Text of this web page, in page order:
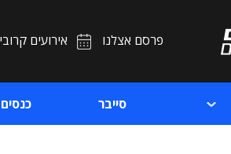
פרסם אצלנו אירועים
סייבר